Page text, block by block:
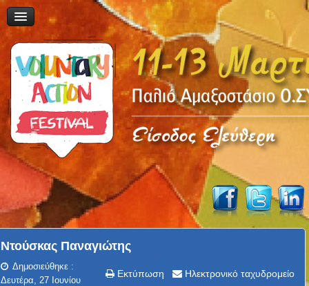
Ντούσκας Παναγιώτης
Εκτύπωση Ηλεκτρονικό ταχυδρομείο
Δημοσιεύθηκε :
Δευτέρα, 27 Ιουνίου